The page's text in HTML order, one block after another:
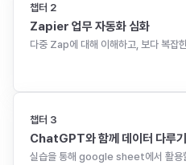
챕터 2
Zapier 업무 자동화 심화
다중 Zap에 대해 이해하고, 보다 복잡
챕터 3
ChatGPT와 함께 데이터 다루기
실습을 통해 google sheet에서 활용